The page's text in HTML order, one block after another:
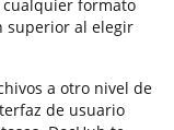
formato
superior al elegir
a otro nivel de
de usuario